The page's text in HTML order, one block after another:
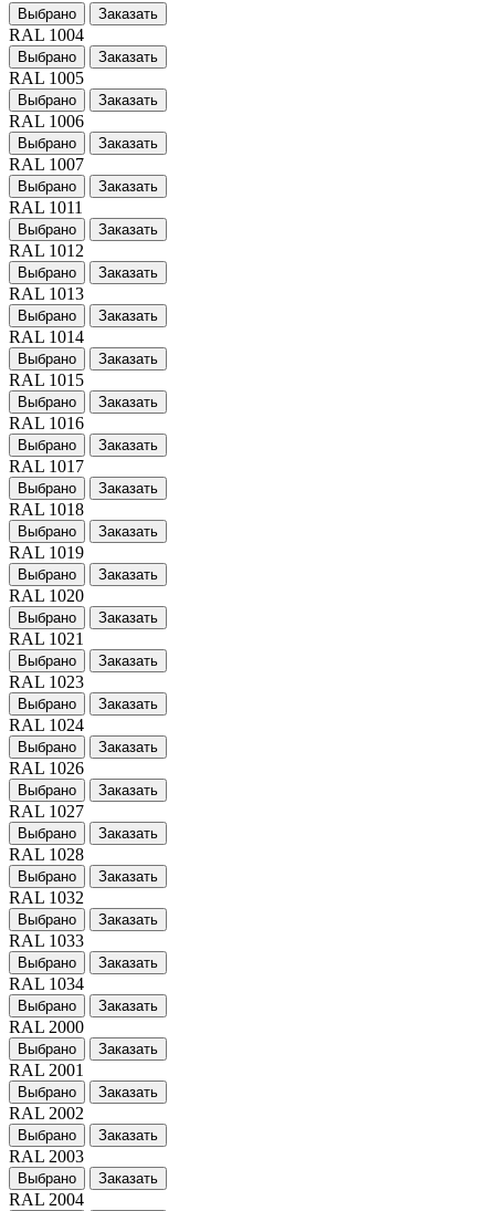
Выбрано Заказать
RAL 1004
Выбрано Заказать
RAL 1005
Выбрано Заказать
RAL 1006
Выбрано Заказать
RAL 1007
Выбрано Заказать
RAL 1011
Выбрано Заказать
RAL 1012
Выбрано Заказать
RAL 1013
Выбрано Заказать
RAL 1014
Выбрано Заказать
RAL 1015
Выбрано Заказать
RAL 1016
Выбрано Заказать
RAL 1017
Выбрано Заказать
RAL 1018
Выбрано Заказать
RAL 1019
Выбрано Заказать
RAL 1020
Выбрано Заказать
RAL 1021
Выбрано Заказать
RAL 1023
Выбрано Заказать
RAL 1024
Выбрано Заказать
RAL 1026
Выбрано Заказать
RAL 1027
Выбрано Заказать
RAL 1028
Выбрано Заказать
RAL 1032
Выбрано Заказать
RAL 1033
Выбрано Заказать
RAL 1034
Выбрано Заказать
RAL 2000
Выбрано Заказать
RAL 2001
Выбрано Заказать
RAL 2002
Выбрано Заказать
RAL 2003
Выбрано Заказать
RAL 2004